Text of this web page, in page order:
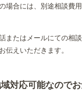
場合には、別途相談費
またはメールにての相
伝えいただきます。
域対応可能なので